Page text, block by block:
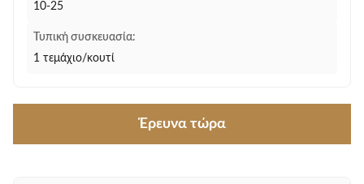
10-25
Τυπική συσκευασία:
1 τεμάχιο/κουτί
Έρευνα τώρα